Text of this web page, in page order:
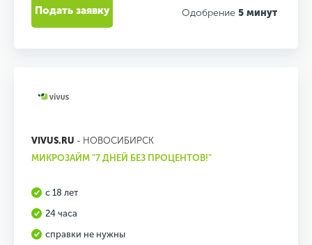
Одобрение 5 минут
Подать заявку
VIVUS.RU - НОВОСИБИРСК
МИКРОЗАЙМ "7 ДНЕЙ БЕЗ ПРОЦЕНТОВ!"
с 18 лет
24 часа
справки не нужны